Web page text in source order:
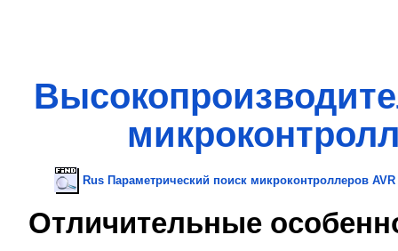
Rus Параметрический поиск микроконтроллеров
Отличительные